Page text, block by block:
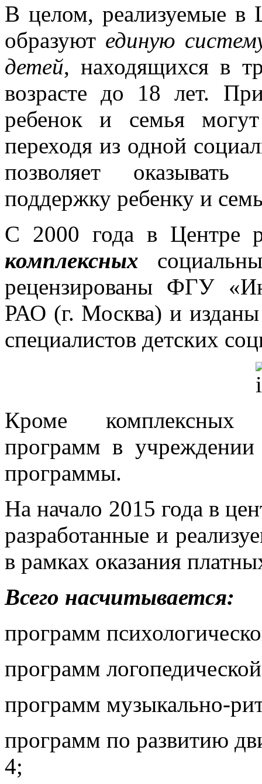
В целом, реализуемые в
образуют единую
детей, находящихся в
возрасте до 18 лет.
ребенок и семья
переходя из одной
позволяет
поддержку ребенку и
С 2000 года в Центре
комплексных
рецензированы ФГУ
РАО (г. Москва) и изданы
специалистов детских
Кроме комплексных
программ в учреждении
программы.
На начало 2015 года в
разработанные и
в рамках оказания
Всего насчитывается:
программ
программ
программ музыкально-
программ по развитию
4;